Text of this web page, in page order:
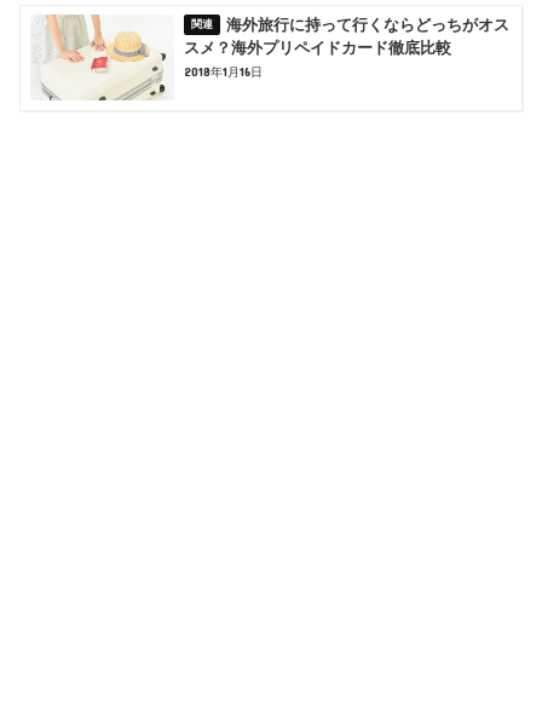
海外旅行に持って行くならどっちがオス
スメ？海外プリペイドカード徹底比較
2018年1月16日